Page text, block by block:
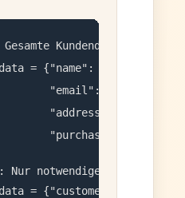
Kundendaten
= {"name": "Max
"email":
"address": "...",
"purchases": [...]}
notwendige,
= {"customer_id_hash":